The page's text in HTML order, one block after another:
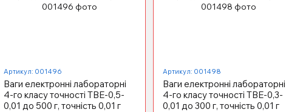
Артикул: 001496
Ваги електронні лабораторні
4-го класу точності ТВЕ-0,5-
0,01 до 500 г, точність 0,01 г
Артикул: 001498
Ваги електронні лабораторні
4-го класу точності ТВЕ-0,3-
0,01 до 300 г, точність 0,01 г